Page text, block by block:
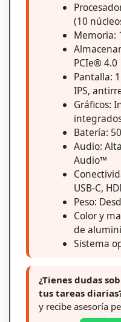
(10
Memoria:
PCIe® 4.0
Pantalla:
IPS,
Gráficos:
Batería:
Audio:
Audio™
USB-C,
Peso:
Color y
de
Sistema
¿Tienes dudas
tus tareas
y recibe asesoría